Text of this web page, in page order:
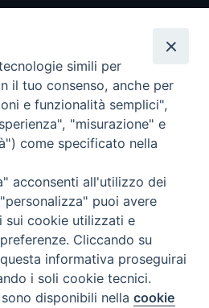
- Tutti i diritti riservati - Vita
Torna
Preferenze Cookie
simili per
il tuo consenso, anche per
e funzionalità semplici",
"misurazione" e
come specificato nella
acconsenti all'utilizzo dei
puoi avere
sui cookie utilizzati e
Cliccando su
informativa proseguirai
i soli cookie tecnici.
disponibili nellacookie